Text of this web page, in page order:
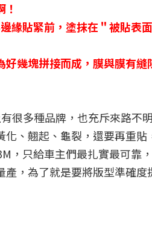
貼緊前，塗抹在＂被貼表
幾塊拼接而成，膜與膜有
很多種品牌，也充斥來路
、翹起、龜裂，還要再重
，只給車主們最扎實最可
，為了就是要將版型準確